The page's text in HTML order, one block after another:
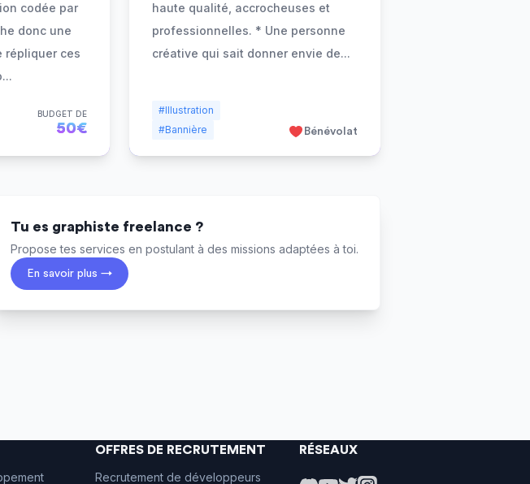
codée par
donc une
répliquer ces
...
BUDGET DE
50€
haute qualité, accrocheuses et
professionnelles. * Une personne
créative qui sait donner envie de...
#Illustration
#Bannière
Bénévolat
Tu es graphiste freelance ?
Propose tes services en postulant à des missions adaptées à toi.
En savoir plus →
OFFRES DE RECRUTEMENT
Recrutement de développeurs
RÉSEAUX